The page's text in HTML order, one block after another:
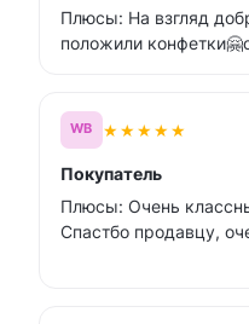
Плюсы: На взгляд
положили
WB ★★★★★
Покупатель
Плюсы: Очень
Спастбо продавцу,